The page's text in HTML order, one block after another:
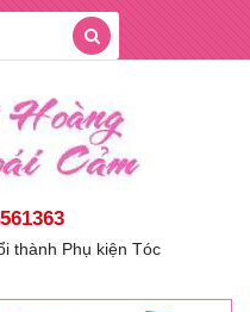
thành Phụ kiện Tóc